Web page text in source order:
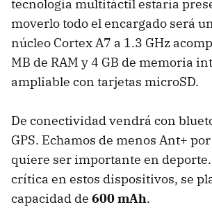
tecnología multitáctil estaría
moverlo todo el encargado será
núcleo Cortex A7 a 1.3 GHz
MB de RAM y 4 GB de memoria
ampliable con tarjetas microSD.
De conectividad vendrá con
GPS. Echamos de menos Ant+
quiere ser importante en
crítica en estos dispositivos, se
capacidad de 600 mAh.